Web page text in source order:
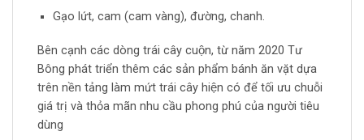
Gạo lứt, cam (cam vàng), đường, chanh.
Bên cạnh các dòng trái cây cuộn, từ năm 2020 Tư
Bông phát triển thêm các sản phẩm bánh ăn vặt dựa
trên nền tảng làm mứt trái cây hiện có để tối ưu chuỗi
giá trị và thỏa mãn nhu cầu phong phú của người tiêu
dùng